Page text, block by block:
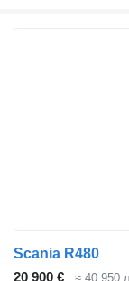
Scania R480
20 900 €
≈ 40 950